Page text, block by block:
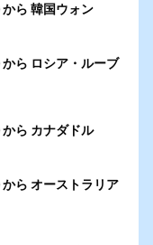
ら 韓国ウォン
ら ロシア・ルーブ
ら カナダドル
ら オーストラリア